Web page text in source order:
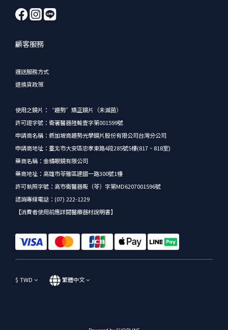
顧客服務
運送服務方式
退換貨政策
使用之鏡片：“趨勢”矯正鏡片（未滅菌）
許可證字號：衛署醫器陸輸壹字第001599號
申請商名稱：新加坡商趨勢光學鏡片股份有限公司台灣分公司
申請商地址：臺北市大安區忠孝東路4段285號5樓(817、818室)
藥商名稱：金橘眼鏡有限公司
藥商地址：高雄市苓雅區建國一路300號1樓
許可執照字號：高市衛醫器販（苓）字第MD6207001596號
諮詢專線電話：(07) 222-1229
【消費者使用前應詳閱醫療器材說明書】
$ TWD 繁體中文